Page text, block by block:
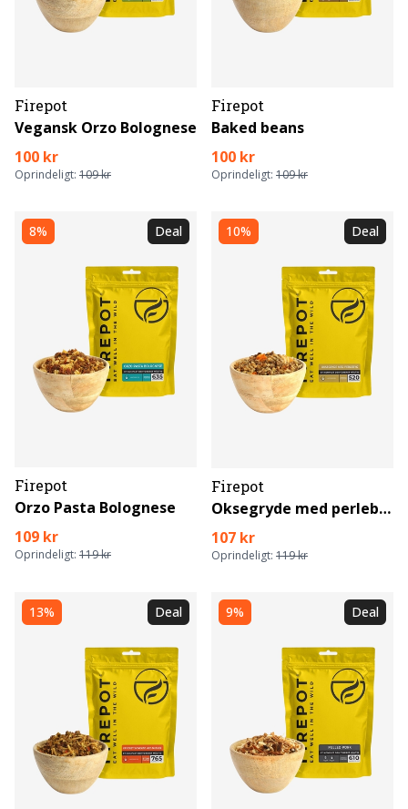
Firepot
Vegansk Orzo Bolognese
100 kr
Oprindeligt: 109 kr
Firepot
Baked beans
100 kr
Oprindeligt: 109 kr
8% Deal
Firepot
Orzo Pasta Bolognese
109 kr
Oprindeligt: 119 kr
10% Deal
Firepot
Oksegryde med perlebyg
107 kr
Oprindeligt: 119 kr
13% Deal 9% Deal